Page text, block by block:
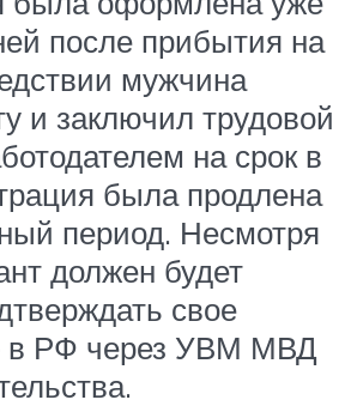
после прибытия на
мужчина
и заключил трудовой
на срок в
была продлена
период. Несмотря
должен будет
свое
в РФ через УВМ МВД